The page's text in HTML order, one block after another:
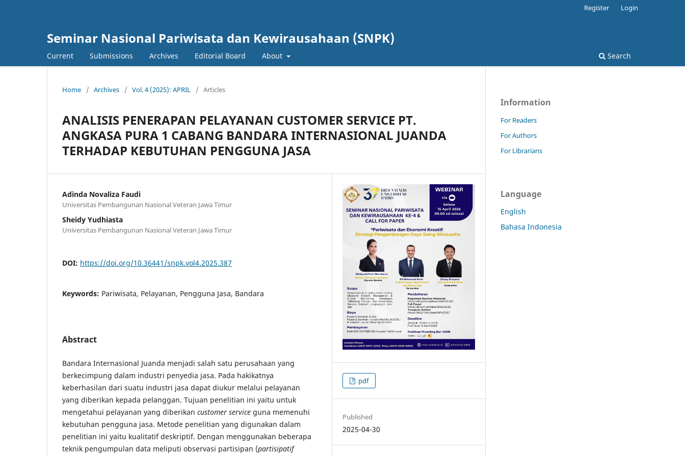
Seminar Nasional Pariwisata dan Kewirausahaan (SNPK)
Current Submissions Archives Editorial Board About Search
Register Login
Home / Archives / Vol. 4 (2025): APRIL / Articles
ANALISIS PENERAPAN PELAYANAN CUSTOMER SERVICE PT.
ANGKASA PURA 1 CABANG BANDARA INTERNASIONAL JUANDA
TERHADAP KEBUTUHAN PENGGUNA JASA
Adinda Novaliza Faudi
Universitas Pembangunan Nasional Veteran Jawa Timur
Sheidy Yudhiasta
Universitas Pembangunan Nasional Veteran Jawa Timur
DOI: https://doi.org/10.36441/snpk.vol4.2025.387
Keywords: Pariwisata, Pelayanan, Pengguna Jasa, Bandara
Abstract
Bandara Internasional Juanda menjadi salah satu perusahaan yang
berkecimpung dalam industri penyedia jasa. Pada hakikatnya
keberhasilan dari suatu industri jasa dapat diukur melalui pelayanan
yang diberikan kepada pelanggan. Tujuan penelitian ini yaitu untuk
mengetahui pelayanan yang diberikan customer service guna memenuhi
kebutuhan pengguna jasa. Metode penelitian yang digunakan dalam
penelitian ini yaitu kualitatif deskriptif. Dengan menggunakan beberapa
teknik pengumpulan data meliputi observasi partisipan (partisipatif
pdf
Published
2025-04-30
Information
For Readers
For Authors
For Librarians
Language
English
Bahasa Indonesia